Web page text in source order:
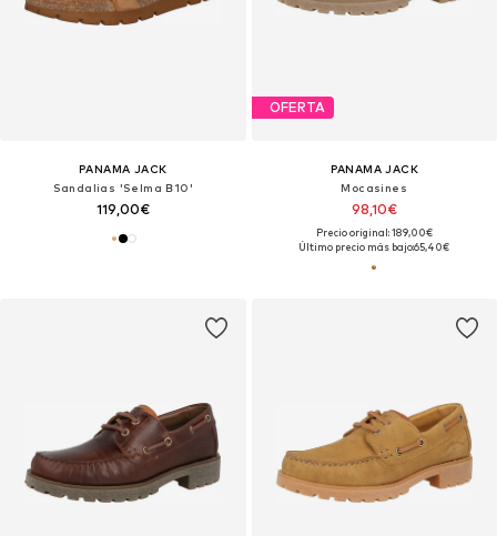
PANAMA JACK
Sandalias 'Selma B10'
119,00€
OFERTA
PANAMA JACK
Mocasines
98,10€
Precio original: 189,00€
Último precio más bajo:65,40€